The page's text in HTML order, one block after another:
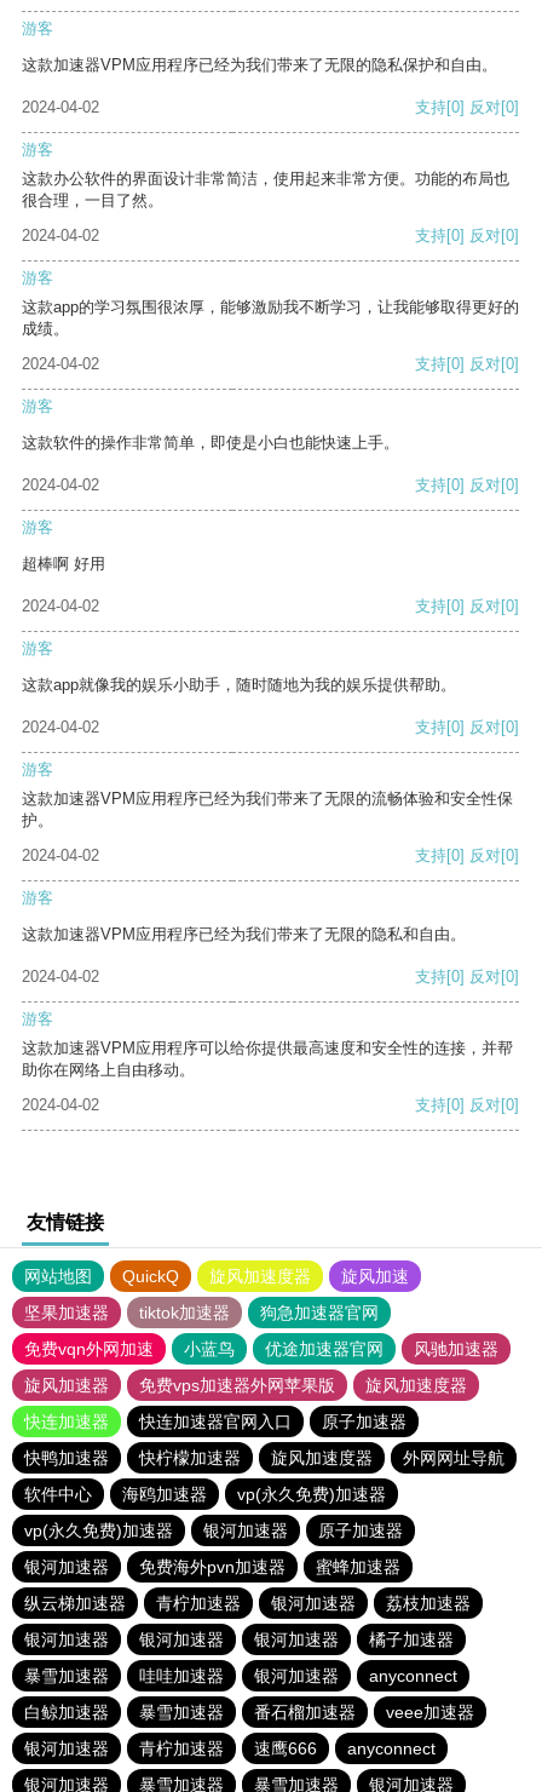
游客
这款加速器VPM应用程序已经为我们带来了无限的隐私保护和自由。
2024-04-02 支持[0] 反对[0]
游客
这款办公软件的界面设计非常简洁，使用起来非常方便。功能的布局也
很合理，一目了然。
2024-04-02
支持[0] 反对[0]
游客
这款app的学习氛围很浓厚，能够激励我不断学习，让我能够取得更好的
成绩。
2024-04-02
支持[0] 反对[0]
游客
这款软件的操作非常简单，即使是小白也能快速上手。
2024-04-02 支持[0] 反对[0]
游客
超棒啊 好用
2024-04-02 支持[0] 反对[0]
游客
这款app就像我的娱乐小助手，随时随地为我的娱乐提供帮助。
2024-04-02 支持[0] 反对[0]
游客
这款加速器VPM应用程序已经为我们带来了无限的流畅体验和安全性保
护。
2024-04-02
支持[0] 反对[0]
游客
这款加速器VPM应用程序已经为我们带来了无限的隐私和自由。
2024-04-02 支持[0] 反对[0]
游客
这款加速器VPM应用程序可以给你提供最高速度和安全性的连接，并帮
助你在网络上自由移动。
2024-04-02
支持[0] 反对[0]
友情链接
网站地图 QuickQ 旋风加速度器
旋风加速
坚果加速器
tiktok加速器
狗急加速器官网
免费vqn外网加速
小蓝鸟 优途加速器官网
风驰加速器
旋风加速器
免费vps加速器外网苹果版
旋风加速度器
快连加速器
快连加速器官网入口
原子加速器
快鸭加速器
快柠檬加速器 旋风加速度器
外网网址导航
软件中心
海鸥加速器
vp(永久免费)加速器
vp(永久免费)加速器
银河加速器
原子加速器
银河加速器
免费海外pvn加速器
蜜蜂加速器
纵云梯加速器
青柠加速器 银河加速器
荔枝加速器
银河加速器
银河加速器 银河加速器
橘子加速器
暴雪加速器
哇哇加速器 银河加速器
anyconnect
白鲸加速器
暴雪加速器 番石榴加速器
veee加速器
银河加速器
青柠加速器 速鹰666
anyconnect
银河加速器
暴雪加速器 暴雪加速器 银河加速器